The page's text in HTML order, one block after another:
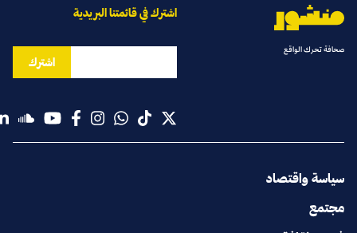
صحافة تحرك الواقع
سياسة واقتصاد
مجتمع
اشترك في قائمتنا البريدية
اشترك